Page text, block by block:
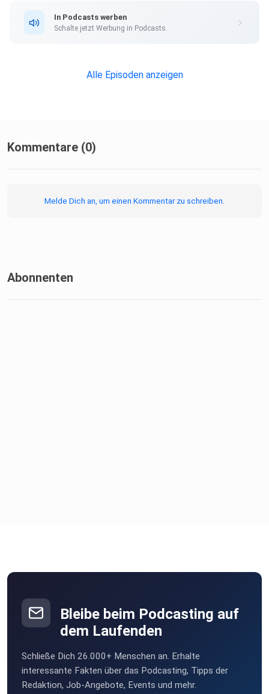
In Podcasts werben
Schalte jetzt Werbung in Podcasts.
Alle Episoden anzeigen
Kommentare (0)
Melde Dich an, um einen Kommentar zu schreiben.
Abonnenten
Bleibe beim Podcasting auf
dem Laufenden
Schließe Dich 26.000+ Menschen an. Erhalte
interessante Fakten über das Podcasting, Tipps der
Redaktion, Job-Angebote, Events und mehr.